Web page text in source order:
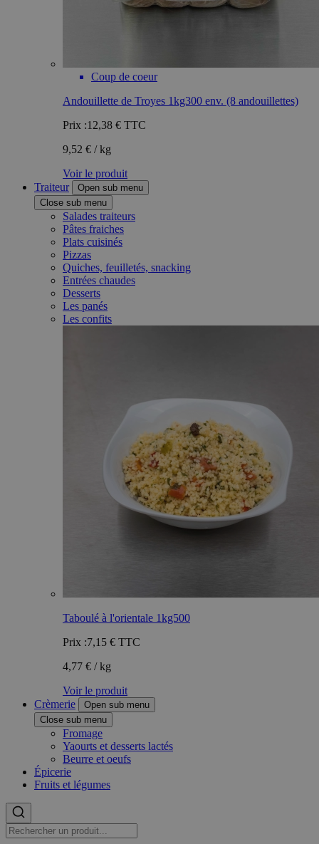
Coup de coeur
Andouillette de Troyes 1kg300 env. (8 andouillettes)
Prix :12,38 € TTC
9,52 € / kg
Voir le produit
Traiteur
Open sub menu
Close sub menu
Salades traiteurs
Pâtes fraiches
Plats cuisinés
Pizzas
Quiches, feuilletés, snacking
Entrées chaudes
Desserts
Les panés
Les confits
Taboulé à l'orientale 1kg500
Prix :7,15 € TTC
4,77 € / kg
Voir le produit
Crèmerie
Open sub menu
Close sub menu
Fromage
Yaourts et desserts lactés
Beurre et oeufs
Épicerie
Fruits et légumes